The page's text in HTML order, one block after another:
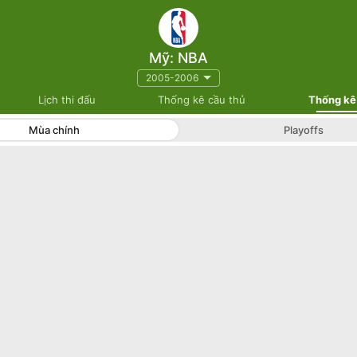
Mỹ: NBA
2005-2006
Lịch thi đấu Thống kê cầu thủ Thống
Mùa chính Playoffs